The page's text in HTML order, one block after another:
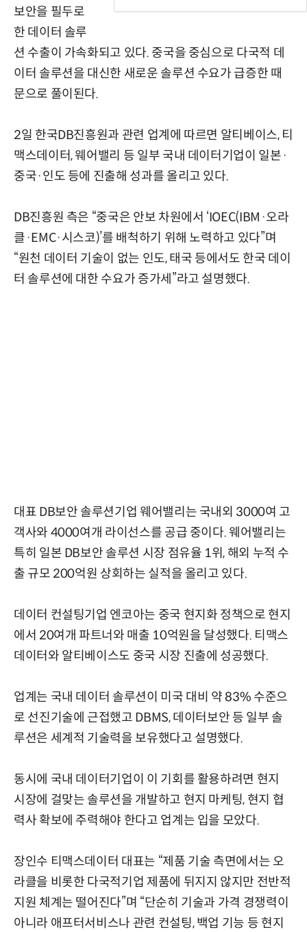
보안을 필두로
한 데이터 솔루
션 수출이 가속화되고 있다. 중국을 중심으로 다국적 데
이터 솔루션을 대신한 새로운 솔루션 수요가 급증한 때
문으로 풀이된다.
2일 한국DB진흥원과 관련 업계에 따르면 알티베이스, 티
맥스데이터, 웨어밸리 등 일부 국내 데이터기업이 일본·
중국·인도 등에 진출해 성과를 올리고 있다.
DB진흥원 측은 “중국은 안보 차원에서 ‘IOEC(IBM·오라
클·EMC·시스코)’를 배척하기 위해 노력하고 있다”며
“원천 데이터 기술이 없는 인도, 태국 등에서도 한국 데이
터 솔루션에 대한 수요가 증가세”라고 설명했다.
대표 DB보안 솔루션기업 웨어밸리는 국내외 3000여 고
객사와 4000여개 라이선스를 공급 중이다. 웨어밸리는
특히 일본 DB보안 솔루션 시장 점유율 1위, 해외 누적 수
출 규모 200억원 상회하는 실적을 올리고 있다.
데이터 컨설팅기업 엔코아는 중국 현지화 정책으로 현지
에서 20여개 파트너와 매출 10억원을 달성했다. 티맥스
데이터와 알티베이스도 중국 시장 진출에 성공했다.
업계는 국내 데이터 솔루션이 미국 대비 약 83% 수준으
로 선진기술에 근접했고 DBMS, 데이터보안 등 일부 솔
루션은 세계적 기술력을 보유했다고 설명했다.
동시에 국내 데이터기업이 이 기회를 활용하려면 현지
시장에 걸맞는 솔루션을 개발하고 현지 마케팅, 현지 협
력사 확보에 주력해야 한다고 업계는 입을 모았다.
장인수 티맥스데이터 대표는 “제품 기술 측면에서는 오
라클을 비롯한 다국적기업 제품에 뒤지지 않지만 전반적
지원 체계는 떨어진다”며 “단순히 기술과 가격 경쟁력이
아니라 애프터서비스나 관련 컨설팅, 백업 기능 등 현지